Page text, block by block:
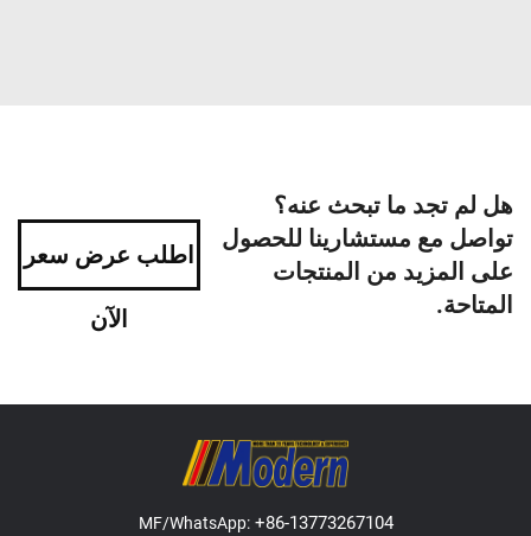
هل لم تجد ما تبحث عنه؟
تواصل مع مستشارينا للحصول
على المزيد من المنتجات
المتاحة.
اطلب عرض سعر
الآن
MF/WhatsApp:+86-13773267104